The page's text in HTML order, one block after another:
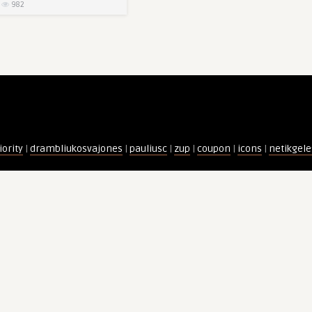
982
| drambliukosvajones | pauliusc | zup | coupon | icons |